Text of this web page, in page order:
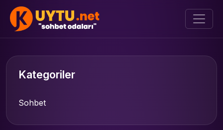
Kategoriler
Sohbet